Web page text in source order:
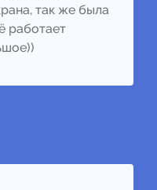
так же была
работает